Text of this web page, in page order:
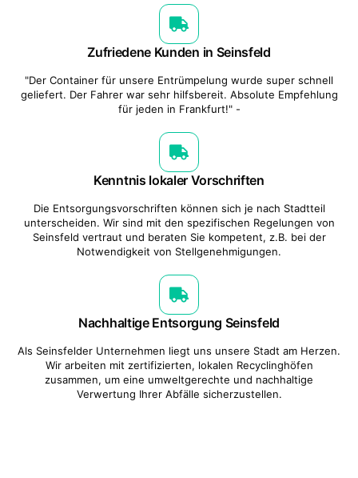
Zufriedene Kunden in Seinsfeld
"Der Container für unsere Entrümpelung wurde super schnell
geliefert. Der Fahrer war sehr hilfsbereit. Absolute Empfehlung
für jeden in Frankfurt!" -
Kenntnis lokaler Vorschriften
Die Entsorgungsvorschriften können sich je nach Stadtteil
unterscheiden. Wir sind mit den spezifischen Regelungen von
Seinsfeld vertraut und beraten Sie kompetent, z.B. bei der
Notwendigkeit von Stellgenehmigungen.
Nachhaltige Entsorgung Seinsfeld
Als Seinsfelder Unternehmen liegt uns unsere Stadt am Herzen.
Wir arbeiten mit zertifizierten, lokalen Recyclinghöfen
zusammen, um eine umweltgerechte und nachhaltige
Verwertung Ihrer Abfälle sicherzustellen.